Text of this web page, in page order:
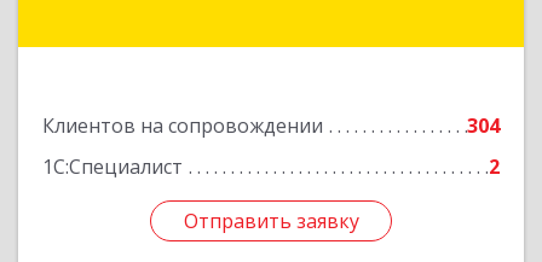
Клиентов на сопровождении
304
1С:Специалист
2
Отправить заявку
Отправить заявку